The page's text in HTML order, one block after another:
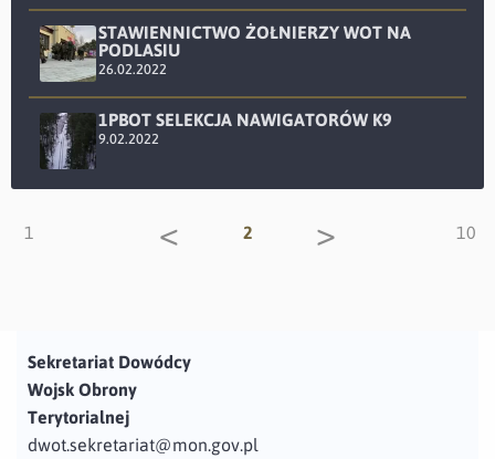
STAWIENNICTWO ŻOŁNIERZY WOT NA
PODLASIU
26.02.2022
1PBOT SELEKCJA NAWIGATORÓW K9
9.02.2022
1 < 2 > 10
Sekretariat Dowódcy
Wojsk Obrony
Terytorialnej
dwot.sekretariat@mon.gov.pl